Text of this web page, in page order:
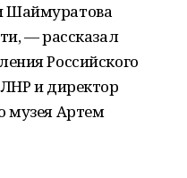
Шаймуратова
— рассказал
Российского
и директор
музея Артем